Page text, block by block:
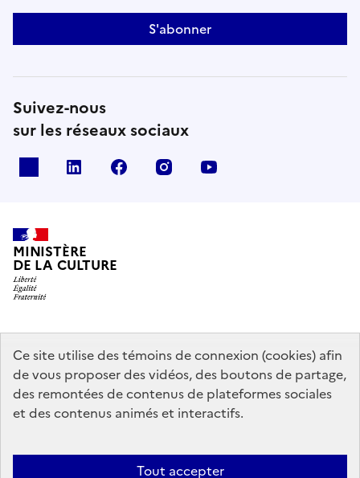
Ce site utilise des témoins de connexion (cookies) afin
de vous proposer des vidéos, des boutons de partage,
des remontées de contenus de plateformes sociales
et des contenus animés et interactifs.
Tout accepter
S'abonner
Suivez-nous
sur les réseaux sociaux
linkedin facebook instagram
MINISTÈRE
DE LA CULTURE
data.gouv.fr legifrance.gouv.fr
info.gouv.fr
service-public.gouv.fr
Mentions légales Accessibilité : partiellement conforme
Politique